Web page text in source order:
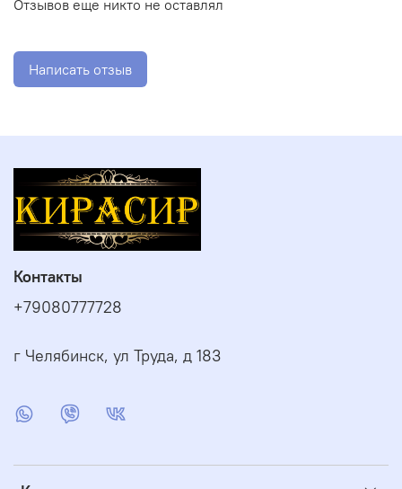
Отзывов еще никто не оставлял
Написать отзыв
Контакты
+79080777728
г Челябинск, ул Труда, д 183